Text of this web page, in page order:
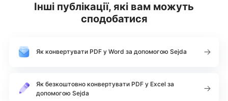
Інші публікації, які вам можуть
сподобатися
Як конвертувати PDF у Word за допомогою Sejda
Як безкоштовно конвертувати PDF у Excel за
допомогою Sejda